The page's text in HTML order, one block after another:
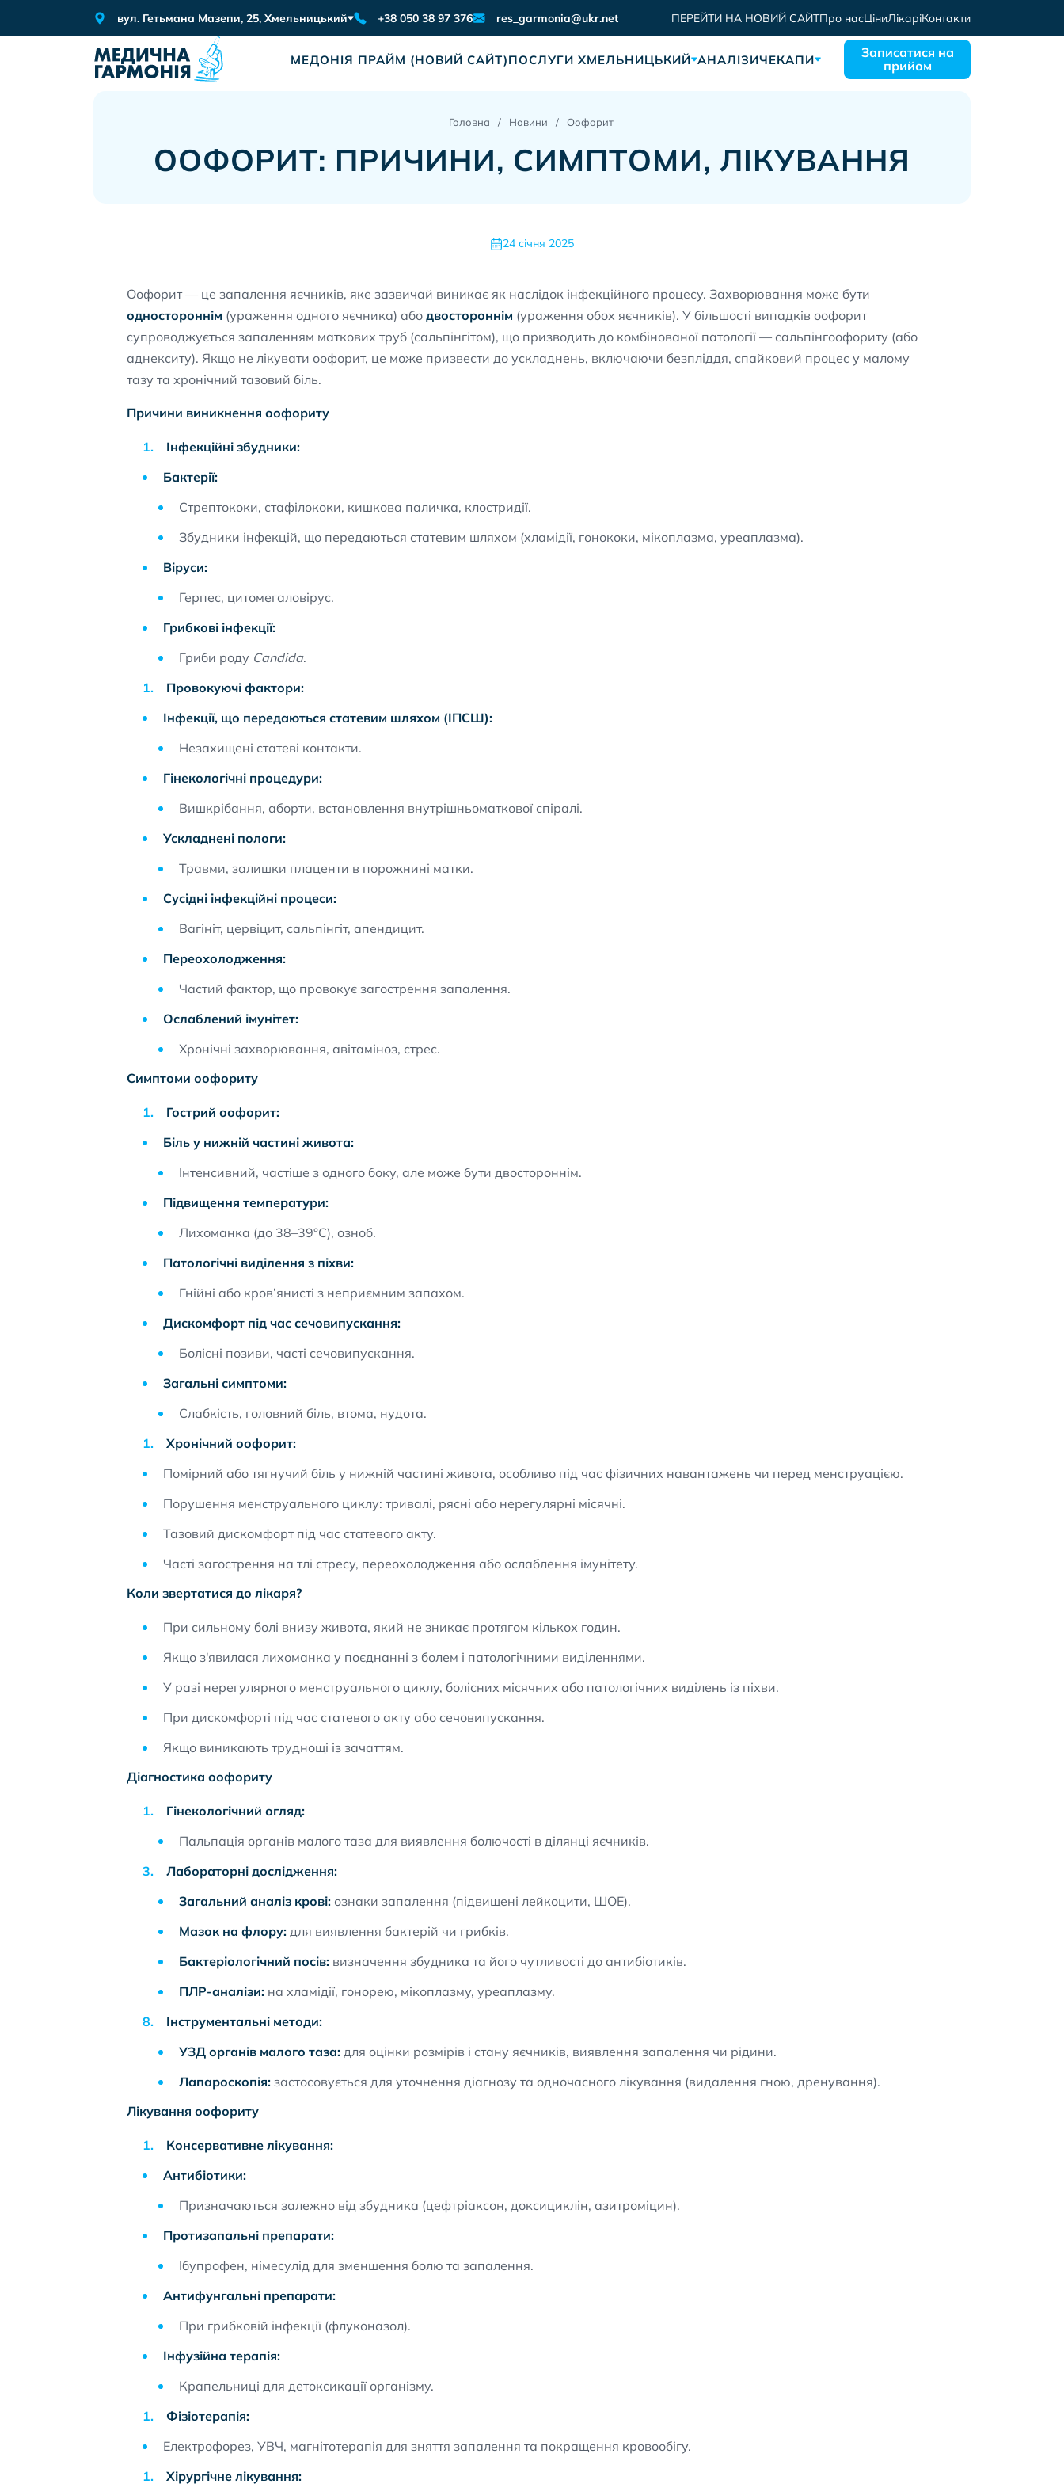
вул. Гетьмана Мазепи, 25, Хмельницький +38 050 38 97 376 res_garmonia@ukr.net ПЕРЕЙТИ НА НОВИЙ САЙТПро насЦіниЛікаріКонтакти
МЕДОНІЯ ПРАЙМ (НОВИЙ САЙТ)ПОСЛУГИ ХМЕЛЬНИЦЬКИЙ АНАЛІЗИЧЕКАПИ
Записатися на
прийом
Головна Новини Оофорит
ООФОРИТ: ПРИЧИНИ, СИМПТОМИ, ЛІКУВАННЯ
24 січня 2025
Оофорит — це запалення яєчників, яке зазвичай виникає як наслідок інфекційного процесу. Захворювання може бути
одностороннім (ураження одного яєчника) або двостороннім (ураження обох яєчників). У більшості випадків оофорит
супроводжується запаленням маткових труб (сальпінгітом), що призводить до комбінованої патології — сальпінгоофориту (або
аднекситу). Якщо не лікувати оофорит, це може призвести до ускладнень, включаючи безпліддя, спайковий процес у малому
тазу та хронічний тазовий біль.
Причини виникнення оофориту
Інфекційні збудники:
Бактерії:
Стрептококи, стафілококи, кишкова паличка, клостридії.
Збудники інфекцій, що передаються статевим шляхом (хламідії, гонококи, мікоплазма, уреаплазма).
Віруси:
Герпес, цитомегаловірус.
Грибкові інфекції:
Гриби роду Candida.
Провокуючі фактори:
Інфекції, що передаються статевим шляхом (ІПСШ):
Незахищені статеві контакти.
Гінекологічні процедури:
Вишкрібання, аборти, встановлення внутрішньоматкової спіралі.
Ускладнені пологи:
Травми, залишки плаценти в порожнині матки.
Сусідні інфекційні процеси:
Вагініт, цервіцит, сальпінгіт, апендицит.
Переохолодження:
Частий фактор, що провокує загострення запалення.
Ослаблений імунітет:
Хронічні захворювання, авітаміноз, стрес.
Симптоми оофориту
Гострий оофорит:
Біль у нижній частині живота:
Інтенсивний, частіше з одного боку, але може бути двостороннім.
Підвищення температури:
Лихоманка (до 38–39°C), озноб.
Патологічні виділення з піхви:
Гнійні або кров’янисті з неприємним запахом.
Дискомфорт під час сечовипускання:
Болісні позиви, часті сечовипускання.
Загальні симптоми:
Слабкість, головний біль, втома, нудота.
Хронічний оофорит:
Помірний або тягнучий біль у нижній частині живота, особливо під час фізичних навантажень чи перед менструацією.
Порушення менструального циклу: тривалі, рясні або нерегулярні місячні.
Тазовий дискомфорт під час статевого акту.
Часті загострення на тлі стресу, переохолодження або ослаблення імунітету.
Коли звертатися до лікаря?
При сильному болі внизу живота, який не зникає протягом кількох годин.
Якщо з'явилася лихоманка у поєднанні з болем і патологічними виділеннями.
У разі нерегулярного менструального циклу, болісних місячних або патологічних виділень із піхви.
При дискомфорті під час статевого акту або сечовипускання.
Якщо виникають труднощі із зачаттям.
Діагностика оофориту
Гінекологічний огляд:
Пальпація органів малого таза для виявлення болючості в ділянці яєчників.
Лабораторні дослідження:
Загальний аналіз крові: ознаки запалення (підвищені лейкоцити, ШОЕ).
Мазок на флору: для виявлення бактерій чи грибків.
Бактеріологічний посів: визначення збудника та його чутливості до антибіотиків.
ПЛР-аналізи: на хламідії, гонорею, мікоплазму, уреаплазму.
Інструментальні методи:
УЗД органів малого таза: для оцінки розмірів і стану яєчників, виявлення запалення чи рідини.
Лапароскопія: застосовується для уточнення діагнозу та одночасного лікування (видалення гною, дренування).
Лікування оофориту
Консервативне лікування:
Антибіотики:
Призначаються залежно від збудника (цефтріаксон, доксициклін, азитроміцин).
Протизапальні препарати:
Ібупрофен, німесулід для зменшення болю та запалення.
Антифунгальні препарати:
При грибковій інфекції (флуконазол).
Інфузійна терапія:
Крапельниці для детоксикації організму.
Фізіотерапія:
Електрофорез, УВЧ, магнітотерапія для зняття запалення та покращення кровообігу.
Хірургічне лікування: